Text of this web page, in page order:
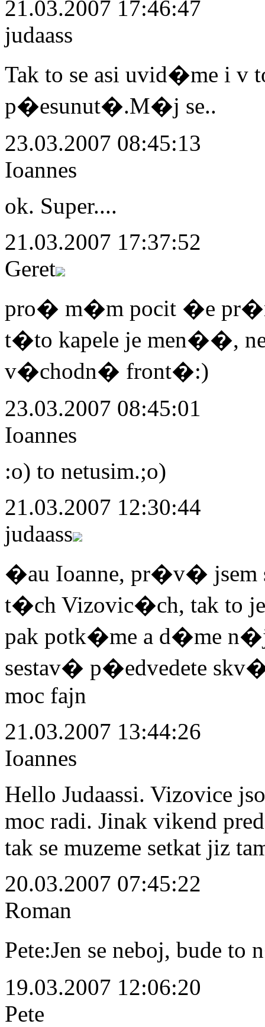
21.03.2007 17:46:47
judaass
Tak to se asi uvid�me i
p�esunut�.M�j se..
23.03.2007 08:45:13
Ioannes
ok. Super....
21.03.2007 17:37:52
Geret
pro� m�m pocit �e
t�to kapele je men��,
v�chodn� front�:)
23.03.2007 08:45:01
Ioannes
:o) to netusim.;o)
21.03.2007 12:30:44
judaass
�au Ioanne, pr�v�
t�ch Vizovic�ch, tak to
pak potk�me a d�me
sestav� p�edvedete
moc fajn
21.03.2007 13:44:26
Ioannes
Hello Judaassi. Vizovice
moc radi. Jinak vikend
tak se muzeme setkat jiz
20.03.2007 07:45:22
Roman
Pete:Jen se neboj, bude
19.03.2007 12:06:20
Pete